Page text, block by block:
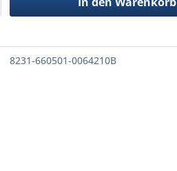
8231-660501-0064210B